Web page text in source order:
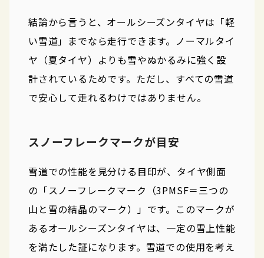
結論から言うと、オールシーズンタイヤは「軽
い雪道」までなら走行できます。ノーマルタイ
ヤ（夏タイヤ）よりも雪やぬかるみに強く設
計されているためです。ただし、すべての雪道
で安心して走れるわけではありません。
スノーフレークマークが目安
雪道での性能を見分ける目印が、タイヤ側面
の「スノーフレークマーク（3PMSF＝三つの
山と雪の結晶のマーク）」です。このマークが
あるオールシーズンタイヤは、一定の雪上性能
を満たした証になります。雪道での使用を考え